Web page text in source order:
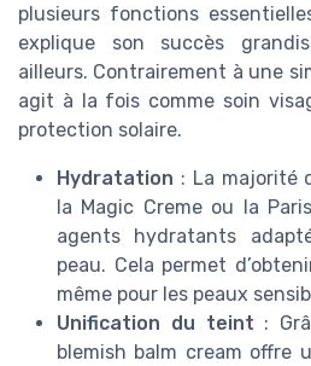
plusieurs fonctions
explique son succès
ailleurs. Contrairement à une
agit à la fois comme soin
protection solaire.
Hydratation : La majorité
la Magic Creme ou la
agents hydratants
peau. Cela permet
même pour les peaux
Unification du teint :
blemish balm cream offre